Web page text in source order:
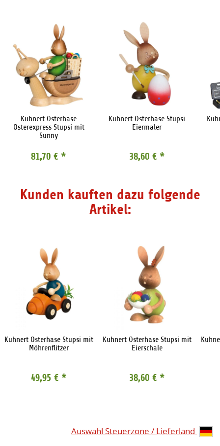
Kuhnert Osterhase
Osterexpress Stupsi mit
Sunny
81,70 € *
Kuhnert Osterhase Stupsi
Eiermaler
38,60 € *
Kunden kauften dazu folgende
Artikel:
Kuhnert Osterhase Stupsi mit
Möhrenflitzer
49,95 € *
Kuhnert Osterhase Stupsi mit
Eierschale
38,60 € *
Auswahl Steuerzone / Lieferland